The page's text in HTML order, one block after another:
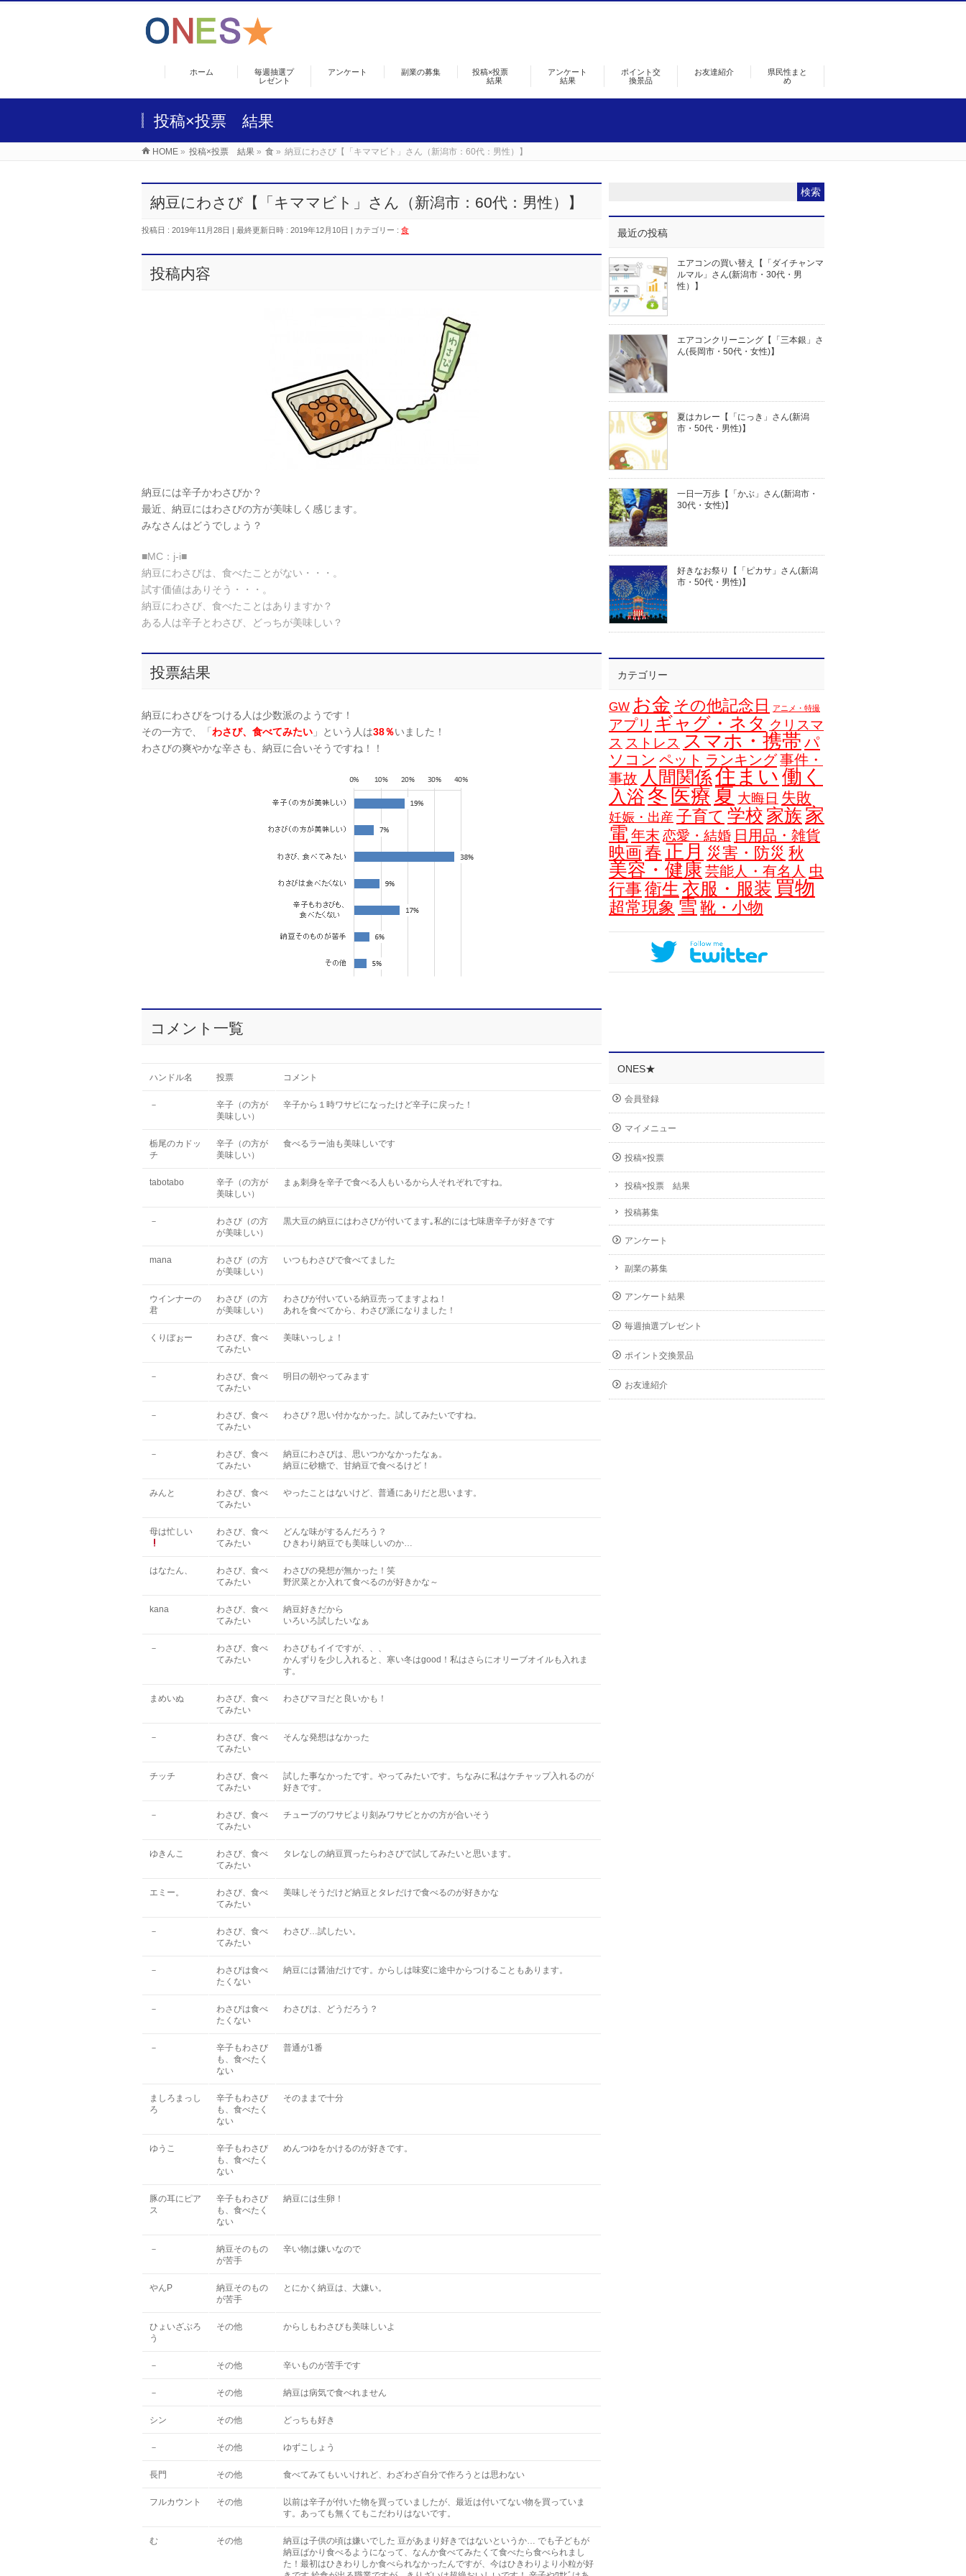
ホーム
毎週抽選プ
レゼント
アンケート 副業の募集
投稿×投票
結果
アンケート
結果
ポイント交
換景品
お友達紹介
県民性まと
め
投稿×投票 結果
HOME » 投稿×投票 結果 » 食 » 納豆にわさび【「キママビト」さん（新潟市：60代：男性）】
納豆にわさび【「キママビト」さん（新潟市：60代：男性）】
投稿日 : 2019年11月28日 最終更新日時 : 2019年12月10日 カテゴリー : 食
投稿内容
納豆には辛子かわさびか？
最近、納豆にはわさびの方が美味しく感じます。
みなさんはどうでしょう？
■MC：j-i■
納豆にわさびは、食べたことがない・・・。
試す価値はありそう・・・。
納豆にわさび、食べたことはありますか？
ある人は辛子とわさび、どっちが美味しい？
投票結果
納豆にわさびをつける人は少数派のようです！
その一方で、「 わさび、食べてみたい 」という人は38％いました！
わさびの爽やかな辛さも、納豆に合いそうですね！！
コメント一覧
ハンドル名 投票 コメント
－
辛子（の方が
美味しい）
辛子から１時ワサビになったけど辛子に戻った！
栃尾のカドッ
チ
辛子（の方が
美味しい）
食べるラー油も美味しいです
tabotabo
辛子（の方が
美味しい）
まぁ刺身を辛子で食べる人もいるから人それぞれですね。
－
わさび（の方
が美味しい）
黒大豆の納豆にはわさびが付いてます｡私的には七味唐辛子が好きです
mana
わさび（の方
が美味しい）
いつもわさびで食べてました
ウインナーの
君
わさび（の方
が美味しい）
わさびが付いている納豆売ってますよね！
あれを食べてから、わさび派になりました！
くりぼぉー
わさび、食べ
てみたい
美味いっしょ！
－
わさび、食べ
てみたい
明日の朝やってみます
－
わさび、食べ
てみたい
わさび？思い付かなかった。試してみたいですね。
－
わさび、食べ
てみたい
納豆にわさびは、思いつかなかったなぁ。
納豆に砂糖で、甘納豆で食べるけど！
みんと
わさび、食べ
てみたい
やったことはないけど、普通にありだと思います。
母は忙しい
わさび、食べ
てみたい
どんな味がするんだろう？
ひきわり納豆でも美味しいのか…
はなたん、
わさび、食べ
てみたい
わさびの発想が無かった！笑
野沢菜とか入れて食べるのが好きかな～
kana
わさび、食べ
てみたい
納豆好きだから
いろいろ試したいなぁ
－
わさび、食べ
てみたい
わさびもイイですが、、、
かんずりを少し入れると、寒い冬はgood！私はさらにオリーブオイルも入れま
す。
まめいぬ
わさび、食べ
てみたい
わさびマヨだと良いかも！
－
わさび、食べ
てみたい
そんな発想はなかった
チッチ
わさび、食べ
てみたい
試した事なかったです。やってみたいです。ちなみに私はケチャップ入れるのが
好きです。
－
わさび、食べ
てみたい
チューブのワサビより刻みワサビとかの方が合いそう
ゆきんこ
わさび、食べ
てみたい
タレなしの納豆買ったらわさびで試してみたいと思います。
エミー。
わさび、食べ
てみたい
美味しそうだけど納豆とタレだけで食べるのが好きかな
－
わさび、食べ
てみたい
わさび…試したい。
－
わさびは食べ
たくない
納豆には醤油だけです。からしは味変に途中からつけることもあります。
－
わさびは食べ
たくない
わさびは、どうだろう？
－
辛子もわさび
も、食べたく
ない
普通が1番
ましろまっし
ろ
辛子もわさび
も、食べたく
ない
そのままで十分
ゆうこ
辛子もわさび
も、食べたく
ない
めんつゆをかけるのが好きです。
豚の耳にピア
ス
辛子もわさび
も、食べたく
ない
納豆には生卵！
－
納豆そのもの
が苦手
辛い物は嫌いなので
やんP
納豆そのもの
が苦手
とにかく納豆は、大嫌い。
ひょいざぶろ
う
その他 からしもわさびも美味しいよ
－ その他 辛いものが苦手です
－ その他 納豆は病気で食べれません
シン その他 どっちも好き
－ その他 ゆずこしょう
長門 その他 食べてみてもいいけれど、わざわざ自分で作ろうとは思わない
フルカウント その他
以前は辛子が付いた物を買っていましたが、最近は付いてない物を買っていま
す。あっても無くてもこだわりはないです。
む その他
納豆は子供の頃は嫌いでした 豆があまり好きではないというか… でも子どもが
納豆ばかり食べるようになって、なんか食べてみたくて食べたら食べられまし
た！最初はひきわりしか食べられなかったんですが、今はひきわりより小粒が好
最近の投稿
エアコンの買い替え【「ダイチャンマ
ルマル」さん(新潟市・30代・男
性）】
エアコンクリーニング【「三本銀」さ
ん(長岡市・50代・女性)】
夏はカレー【「にっき」さん(新潟
市・50代・男性)】
一日一万歩【「かぶ」さん(新潟市・
30代・女性)】
好きなお祭り【「ピカサ」さん(新潟
市・50代・男性)】
カテゴリー
GW お金 その他記念日 アニメ・特撮
アプリ ギャグ・ネタ クリスマ
ス ストレス スマホ・携帯 パ
ソコン ペット ランキング事件・
事故 人間関係住まい働く
入浴 冬 医療夏 大晦日 失敗
妊娠・出産 子育て 学校 家族 家
電 年末 恋愛・結婚 日用品・雑貨
映画春 正月 災害・防災 秋
美容・健康 芸能人・有名人 虫
行事衛生 衣服・服装 買物
超常現象 雪 靴・小物
ONES★
会員登録
マイメニュー
投稿×投票
投稿×投票 結果
投稿募集
アンケート
副業の募集
アンケート結果
毎週抽選プレゼント
ポイント交換景品
お友達紹介